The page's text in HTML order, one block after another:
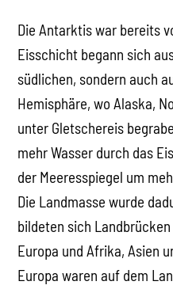
Die Antarktis war bereits
Eisschicht begann sich
südlichen, sondern auch
Hemisphäre, wo Alaska,
unter Gletschereis
mehr Wasser durch das
der Meeresspiegel um
Die Landmasse wurde
bildeten sich
Europa und Afrika, Asien
Europa waren auf dem